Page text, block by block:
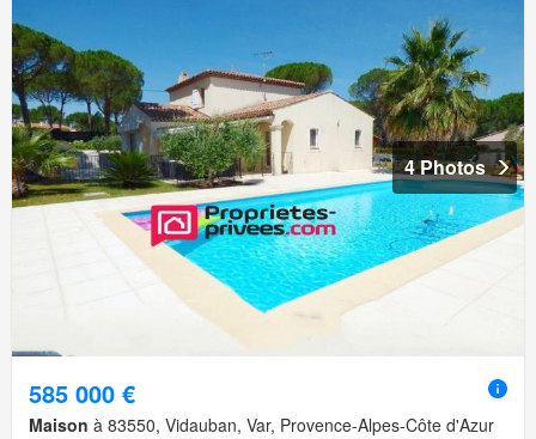
4 Photos
585 000 €
Maison à 83550, Vidauban, Var, Provence-Alpes-Côte d'Azur